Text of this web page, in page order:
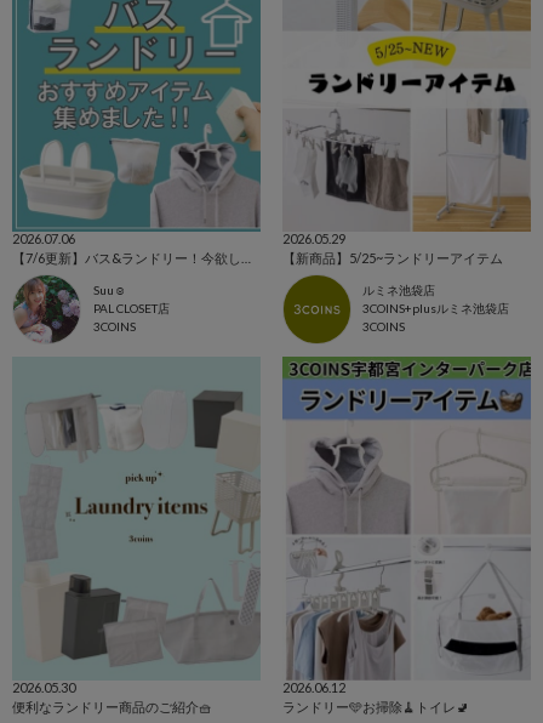
2026.07.06
Suu☺︎
PAL CLOSET店
3COINS
2026.05.29
【新商品】5/25~ランドリーアイテム
ルミネ池袋店
3COINS+plusルミネ池袋店
3COINS
2026.05.30
便利なランドリー商品のご紹介🧺
2026.06.12
ランドリー🩵お掃除🧹トイレ🚽